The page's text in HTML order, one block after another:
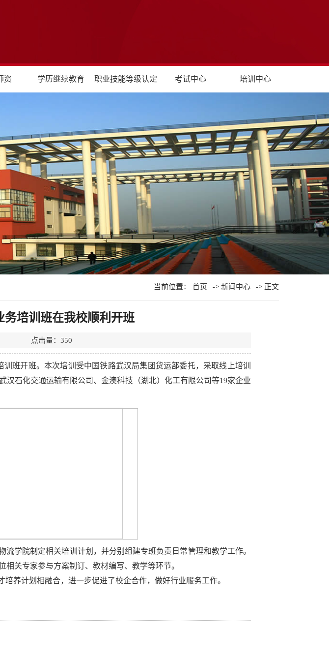
资 学历继续教育 职业技能等级认定 考试中心 培训中心
当前位置： 首页 -> 新闻中心 -> 正文
务培训班在我校顺利开班
27 点击量： 350
班开班。本次培训受中国铁路武汉局集团货运部委托，采取线上培训
石化交通运输有限公司、金澳科技（湖北）化工有限公司等19家企业
学院制定相关培训计划，并分别组建专班负责日常管理和教学工作。
关专家参与方案制订、教材编写、教学等环节。
养计划相融合，进一步促进了校企合作，做好行业服务工作。